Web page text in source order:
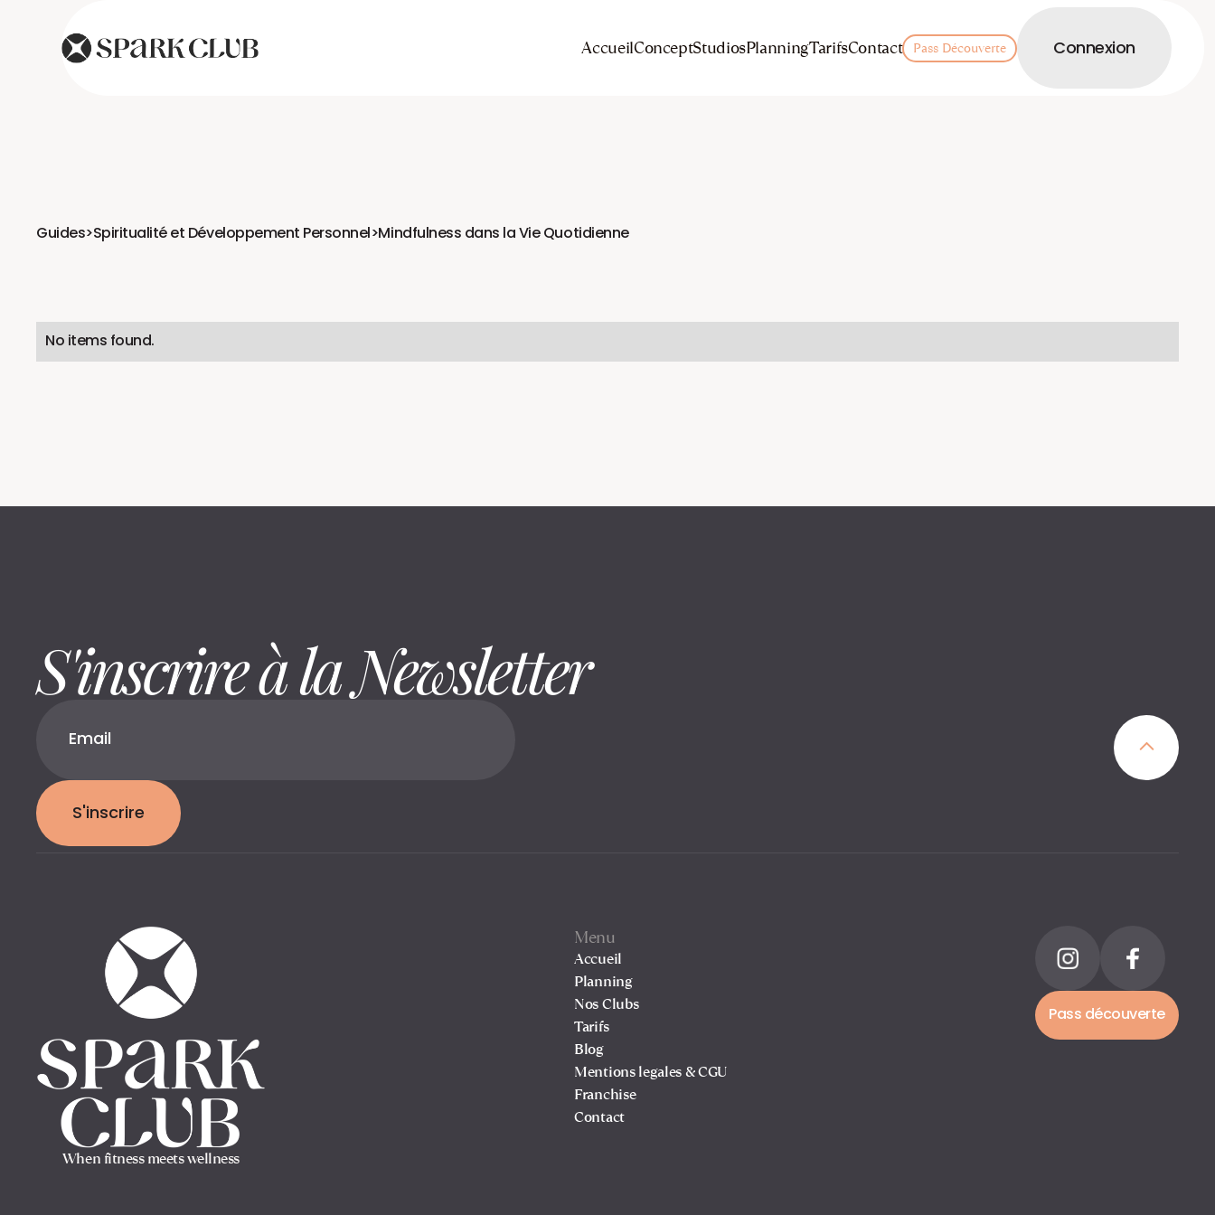
AccueilConceptStudiosPlanningTarifsContact Pass Découverte Connexion
Guides>Spiritualité et Développement Personnel>Mindfulness dans la Vie Quotidienne
No items found.
S'inscrire à la Newsletter
S'inscrire
When fitness meets wellness
Menu
Accueil
Planning
Nos Clubs
Tarifs
Blog
Mentions legales & CGU
Franchise
Contact
Pass découverte